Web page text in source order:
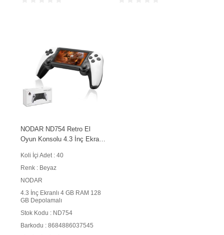
NODAR ND754 Retro El
Oyun Konsolu 4.3 İnç Ekranlı
Depolamalı Beyaz
Koli İçi Adet : 40
Renk : Beyaz
NODAR
4.3 İnç Ekranlı 4 GB RAM 128
GB Depolamalı
Stok Kodu : ND754
Barkodu : 8684886037545